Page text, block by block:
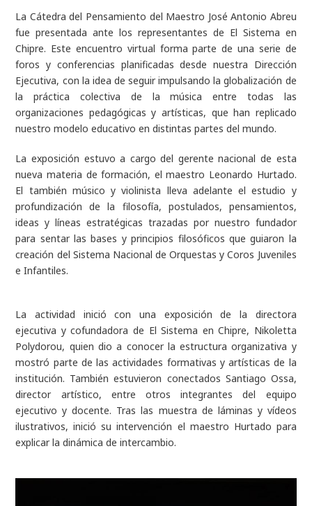
La Cátedra del Pensamiento del Maestro José Antonio Abreu
fue presentada ante los representantes de El Sistema en
Chipre. Este encuentro virtual forma parte de una serie de
foros y conferencias planificadas desde nuestra Dirección
Ejecutiva, con la idea de seguir impulsando la globalización de
la práctica colectiva de la música entre todas las
organizaciones pedagógicas y artísticas, que han replicado
nuestro modelo educativo en distintas partes del mundo.
La exposición estuvo a cargo del gerente nacional de esta
nueva materia de formación, el maestro Leonardo Hurtado.
El también músico y violinista lleva adelante el estudio y
profundización de la filosofía, postulados, pensamientos,
ideas y líneas estratégicas trazadas por nuestro fundador
para sentar las bases y principios filosóficos que guiaron la
creación del Sistema Nacional de Orquestas y Coros Juveniles
e Infantiles.
La actividad inició con una exposición de la directora
ejecutiva y cofundadora de El Sistema en Chipre, Nikoletta
Polydorou, quien dio a conocer la estructura organizativa y
mostró parte de las actividades formativas y artísticas de la
institución. También estuvieron conectados Santiago Ossa,
director artístico, entre otros integrantes del equipo
ejecutivo y docente. Tras las muestra de láminas y vídeos
ilustrativos, inició su intervención el maestro Hurtado para
explicar la dinámica de intercambio.